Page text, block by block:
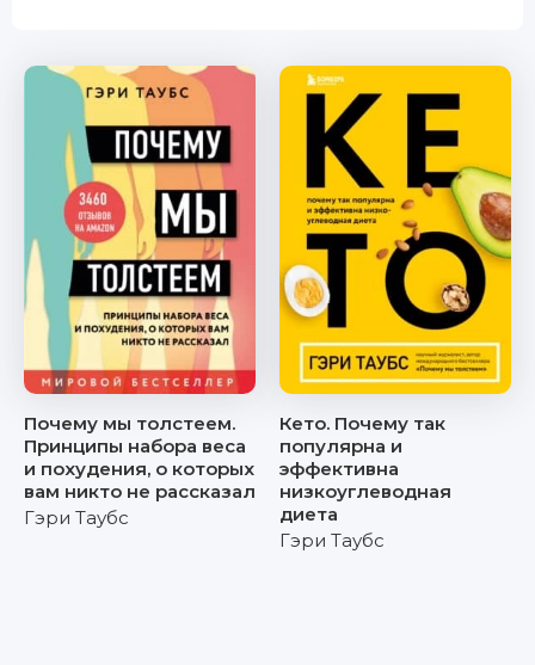
Почему мы толстеем.
Принципы набора веса
и похудения, о которых
вам никто не рассказал
Гэри Таубс
Кето. Почему так
популярна и
эффективна
низкоуглеводная
диета
Гэри Таубс